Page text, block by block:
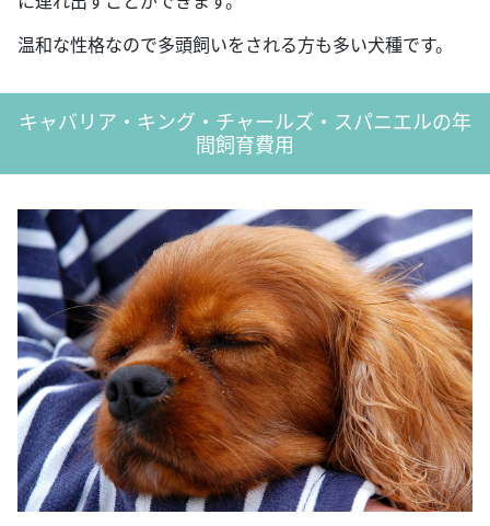
温和な性格なので多頭飼いをされる方も多い犬種です。
キャバリア・キング・チャールズ・スパニエルの年
間飼育費用